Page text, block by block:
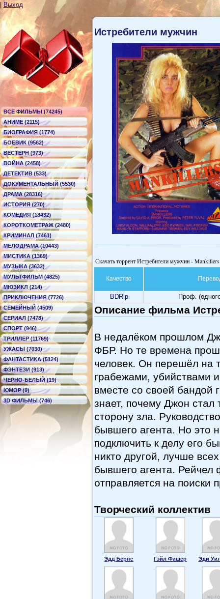
Выход
ВСЕ ФИЛЬМЫ (74245)
АНИМЕ (2115)
БИОГРАФИЯ (1774)
БОЕВИК (9562)
ВЕСТЕРН (973)
ВОЙНА (2458)
ДЕТЕКТИВ (533)
ДОКУМЕНТАЛЬНЫЙ (5530)
ДРАМА (28316)
ИСТОРИЯ (270)
КОМЕДИЯ (18432)
КОРОТКОМЕТРАЖ (2480)
КРИМИНАЛ (7461)
МЕЛОДРАМА (10443)
МИСТИКА (1369)
МУЗЫКА (3632)
МУЛЬТФИЛЬМ (4825)
МЮЗИКЛ (214)
ПРИКЛЮЧЕНИЯ (7726)
СЕМЕЙНЫЙ (4509)
СЕРИАЛ (7478)
СПОРТ (946)
ТРИЛЛЕР (11769)
УЖАСЫ (7030)
ФАНТАСТИКА (5124)
ФЭНТЕЗИ (913)
ЧЕРНО-БЕЛЫЙ (19)
ЮМОР (9)
3D ФИЛЬМЫ (746)
Истребители мужчин
Скачать торрент Истребители мужчин - Mankillers
Качество
BDRip Проф.
Описание фильма
В недалёком прошлом
ФБР. Но те времена
человек. Он перешёл на
грабежами, убийствами
вместе со своей бандой
знает, почему Джон
сторону зла.
бывшего агента. Но это
подключить к делу его
никто другой, лучше
бывшего агента. Рейчел
отправляется на поиски
Творческий коллектив
Эдд Бернс Гэйл Фишер Эди